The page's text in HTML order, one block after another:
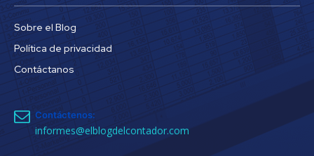
Sobre el Blog
Política de privacidad
Contáctanos
Contáctenos:
informes@elblogdelcontador.com